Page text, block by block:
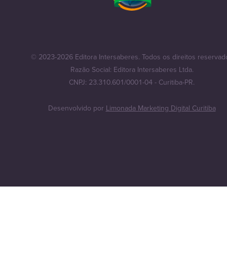
© 2023-2026 Editora Intersaberes. Todos os direitos
Razão Social: Editora Intersaberes Ltda.
CNPJ: 23.310.601/0001-04 - Curitiba-PR.
Desenvolvido por Limonada Marketing Digital Curitiba